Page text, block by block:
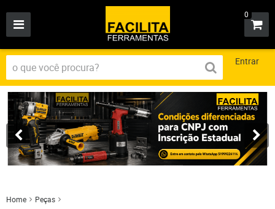
0
Entrar
Home
Peças